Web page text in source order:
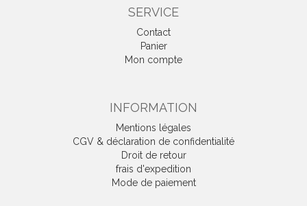
SERVICE
Contact
Panier
Mon compte
INFORMATION
Mentions légales
CGV & déclaration de confidentialité
Droit de retour
frais d'expedition
Mode de paiement